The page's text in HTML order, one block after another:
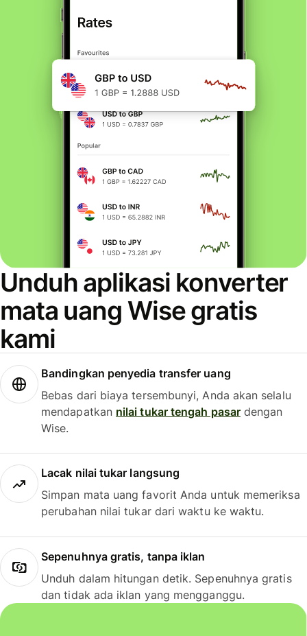
Unduh aplikasi konverter
mata uang Wise gratis
kami
Bandingkan penyedia transfer uang
Bebas dari biaya tersembunyi, Anda akan selalu
mendapatkan nilai tukar tengah pasardengan
Wise.
Lacak nilai tukar langsung
Simpan mata uang favorit Anda untuk memeriksa
perubahan nilai tukar dari waktu ke waktu.
Sepenuhnya gratis, tanpa iklan
Unduh dalam hitungan detik. Sepenuhnya gratis
dan tidak ada iklan yang mengganggu.